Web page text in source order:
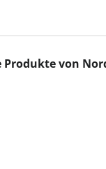
überspringen
Produkte von